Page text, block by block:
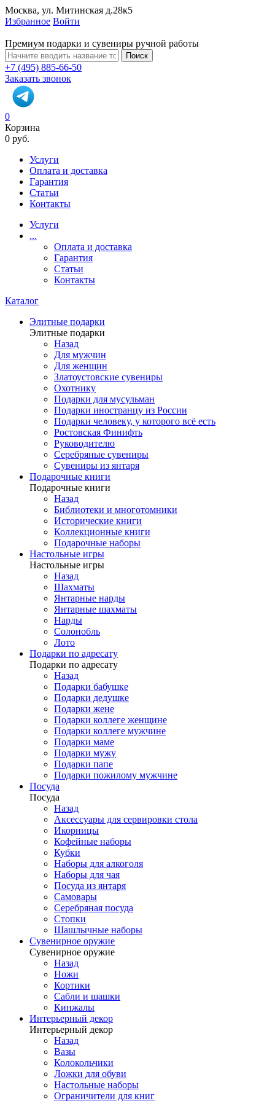
Москва, ул. Митинская д.28к5
Избранное Войти
Премиум подарки и сувениры ручной работы
Поиск
+7 (495) 885-66-50
Заказать звонок
0
Корзина
0 руб.
Услуги
Оплата и доставка
Гарантия
Статьи
Контакты
Услуги
...
Оплата и доставка
Гарантия
Статьи
Контакты
Каталог
Элитные подарки
Элитные подарки
Назад
Для мужчин
Для женщин
Златоустовские сувениры
Охотнику
Подарки для мусульман
Подарки иностранцу из России
Подарки человеку, у которого всё есть
Ростовская Финифть
Руководителю
Серебряные сувениры
Сувениры из янтаря
Подарочные книги
Подарочные книги
Назад
Библиотеки и многотомники
Исторические книги
Коллекционные книги
Подарочные наборы
Настольные игры
Настольные игры
Назад
Шахматы
Янтарные нарды
Янтарные шахматы
Нарды
Солонобль
Лото
Подарки по адресату
Подарки по адресату
Назад
Подарки бабушке
Подарки дедушке
Подарки жене
Подарки коллеге женщине
Подарки коллеге мужчине
Подарки маме
Подарки мужу
Подарки папе
Подарки пожилому мужчине
Посуда
Посуда
Назад
Аксессуары для сервировки стола
Икорницы
Кофейные наборы
Кубки
Наборы для алкоголя
Наборы для чая
Посуда из янтаря
Самовары
Серебряная посуда
Стопки
Шашлычные наборы
Сувенирное оружие
Сувенирное оружие
Назад
Ножи
Кортики
Сабли и шашки
Кинжалы
Интерьерный декор
Интерьерный декор
Назад
Вазы
Колокольчики
Ложки для обуви
Настольные наборы
Ограничители для книг